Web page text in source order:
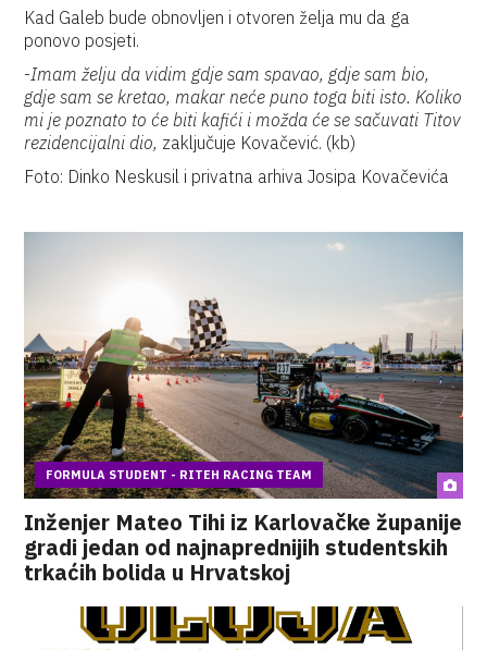
Kad Galeb bude obnovljen i otvoren želja mu da ga
ponovo posjeti.
-Imam želju da vidim gdje sam spavao, gdje sam bio,
gdje sam se kretao, makar neće puno toga biti isto. Koliko
mi je poznato to će biti kafići i možda će se sačuvati Titov
rezidencijalni dio, zaključuje Kovačević. (kb)
Foto: Dinko Neskusil i privatna arhiva Josipa Kovačevića
FORMULA STUDENT - RITEH RACING TEAM
Inženjer Mateo Tihi iz Karlovačke županije
gradi jedan od najnaprednijih studentskih
trkaćih bolida u Hrvatskoj